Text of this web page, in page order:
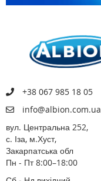
+38 067 985 18 05
info@albion.com.ua
вул. Центральна 252,
с. Іза, м.Хуст,
Закарпатська обл
Пн - Пт 8:00–18:00